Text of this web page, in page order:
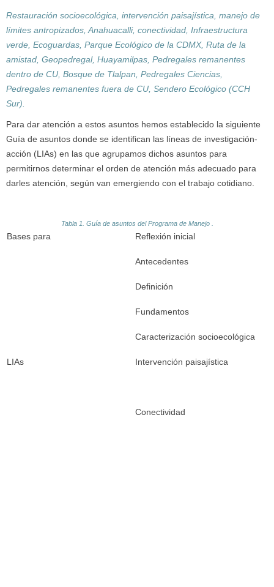
Restauración socioecológica, intervención paisajística, manejo de
límites antropizados, Anahuacalli, conectividad, Infraestructura
verde, Ecoguardas, Parque Ecológico de la CDMX, Ruta de la
amistad, Geopedregal, Huayamilpas, Pedregales remanentes
dentro de CU, Bosque de Tlalpan, Pedregales Ciencias,
Pedregales remanentes fuera de CU, Sendero Ecológico (CCH
Sur).
Para dar atención a estos asuntos hemos establecido la siguiente
Guía de asuntos donde se identifican las líneas de investigación-
acción (LIAs) en las que agrupamos dichos asuntos para
permitirnos determinar el orden de atención más adecuado para
darles atención, según van emergiendo con el trabajo cotidiano.
Tabla 1. Guía de asuntos del Programa de Manejo .
Bases para Reflexión inicial
Antecedentes
Definición
Fundamentos
Caracterización socioecológica
LIAs Intervención paisajística
Conectividad